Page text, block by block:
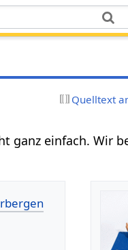
Quelltext
ganz einfach. Wir